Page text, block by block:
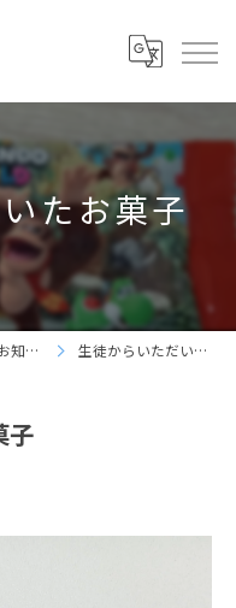
たお菓子
知らせ 生徒からいただいたお菓子
子